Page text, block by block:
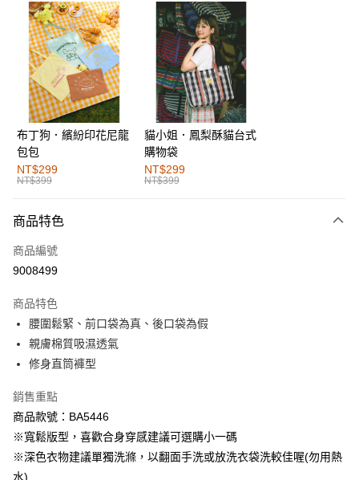
購物金
超商取貨付款
LINE Pay
街口支付
運送方式
全家取貨付款
每筆NT$60，滿NT$1,000(含以上)免運費
付款後全家取貨
萊爾富取貨付款
付款後萊爾富取貨
每筆NT$60，滿NT$1,000(含以上)免運費
7-11取貨付款
每筆NT$60，滿NT$1,000(含以上)免運費
付款後7-11取貨
每筆NT$60，滿NT$1,000(含以上)免運費
宅配
布丁狗．繽紛印花尼龍
包包
NT$299
NT$399
貓小姐．鳳梨酥貓台式
購物袋
NT$299
NT$399
商品特色
商品編號
9008499
商品特色
腰圍鬆緊、前口袋為真、後口袋為假
親膚棉質吸濕透氣
修身直筒褲型
銷售重點
商品款號：BA5446
※寬鬆版型，喜歡合身穿感建議可選購小一碼
※深色衣物建議單獨洗滌，以翻面手洗或放洗衣袋洗較佳喔(勿用熱
水)